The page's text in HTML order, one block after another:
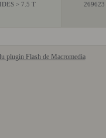
> 7.5 T 269623
plugin Flash de Macromedia